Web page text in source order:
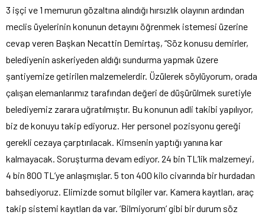
3 işçi ve 1 memurun gözaltına alındığı hırsızlık olayının ardından
meclis üyelerinin konunun detayını öğrenmek istemesi üzerine
cevap veren Başkan Necattin Demirtaş, “Söz konusu demirler,
belediyenin askeriyeden aldığı sundurma yapmak üzere
şantiyemize getirilen malzemelerdir. Üzülerek söylüyorum, orada
çalışan elemanlarımız tarafından değeri de düşürülmek suretiyle
belediyemiz zarara uğratılmıştır. Bu konunun adli takibi yapılıyor,
biz de konuyu takip ediyoruz. Her personel pozisyonu gereği
gerekli cezaya çarptırılacak. Kimsenin yaptığı yanına kar
kalmayacak. Soruşturma devam ediyor. 24 bin TL’lik malzemeyi,
4 bin 800 TL’ye anlaşmışlar. 5 ton 400 kilo civarında bir hurdadan
bahsediyoruz. Elimizde somut bilgiler var. Kamera kayıtları, araç
takip sistemi kayıtları da var. ‘Bilmiyorum’ gibi bir durum söz